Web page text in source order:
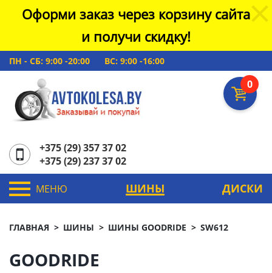
Оформи заказ через корзину сайта
и получи скидку!
ПН - СБ: 9:00 -20:00 ВС: 9:00 -16:00
0
+375 (29) 357 37 02
+375 (29) 237 37 02
МЕНЮ ШИНЫ ДИСКИ
ГЛАВНАЯ ШИНЫ ШИНЫ GOODRIDE SW612
GOODRIDE